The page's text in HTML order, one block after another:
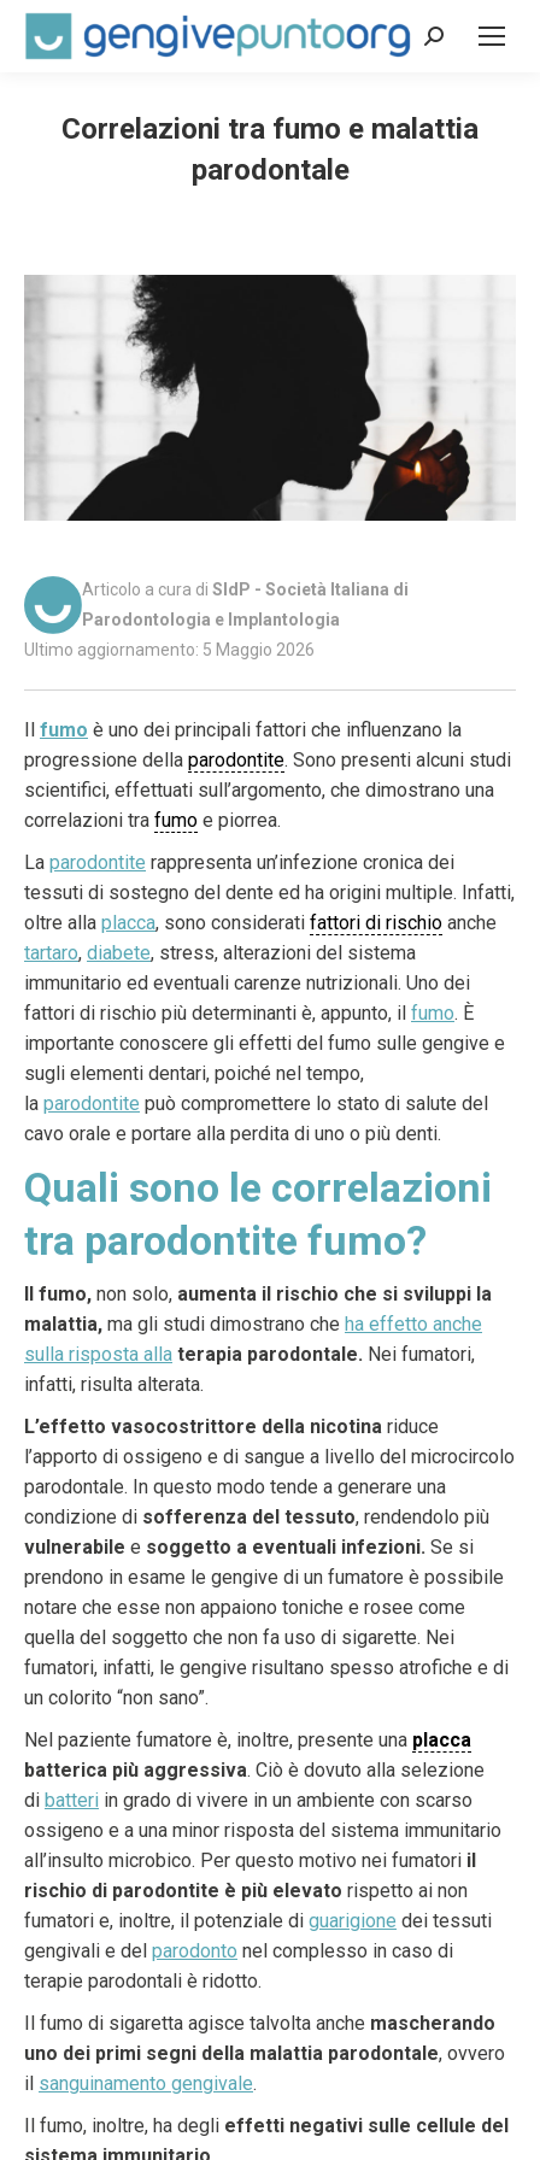
Cerca:
Correlazioni tra fumo e malattia
parodontale
Articolo a cura di SIdP - Società Italiana di
Parodontologia e Implantologia
Ultimo aggiornamento: 5 Maggio 2026
Il fumo è uno dei principali fattori che influenzano la
progressione della parodontite. Sono presenti alcuni studi
scientifici, effettuati sull’argomento, che dimostrano una
correlazioni tra fumo e piorrea.
La parodontite rappresenta un’infezione cronica dei
tessuti di sostegno del dente ed ha origini multiple. Infatti,
oltre alla placca, sono considerati fattori di rischio anche
tartaro, diabete, stress, alterazioni del sistema
immunitario ed eventuali carenze nutrizionali. Uno dei
fattori di rischio più determinanti è, appunto, il fumo. È
importante conoscere gli effetti del fumo sulle gengive e
sugli elementi dentari, poiché nel tempo,
la parodontite può compromettere lo stato di salute del
cavo orale e portare alla perdita di uno o più denti.
Quali sono le correlazioni
tra parodontite fumo?
Il fumo, non solo, aumenta il rischio che si sviluppi la
malattia, ma gli studi dimostrano che ha effetto anche
sulla risposta alla terapia parodontale. Nei fumatori,
infatti, risulta alterata.
L’effetto vasocostrittore della nicotina riduce
l’apporto di ossigeno e di sangue a livello del microcircolo
parodontale. In questo modo tende a generare una
condizione di sofferenza del tessuto, rendendolo più
vulnerabile e soggetto a eventuali infezioni. Se si
prendono in esame le gengive di un fumatore è possibile
notare che esse non appaiono toniche e rosee come
quella del soggetto che non fa uso di sigarette. Nei
fumatori, infatti, le gengive risultano spesso atrofiche e di
un colorito “non sano”.
Nel paziente fumatore è, inoltre, presente una placca
batterica più aggressiva. Ciò è dovuto alla selezione
di batteri in grado di vivere in un ambiente con scarso
ossigeno e a una minor risposta del sistema immunitario
all’insulto microbico. Per questo motivo nei fumatori il
rischio di parodontite è più elevato rispetto ai non
fumatori e, inoltre, il potenziale di guarigione dei tessuti
gengivali e del parodonto nel complesso in caso di
terapie parodontali è ridotto.
Il fumo di sigaretta agisce talvolta anche mascherando
uno dei primi segni della malattia parodontale, ovvero
il sanguinamento gengivale.
Il fumo, inoltre, ha degli effetti negativi sulle cellule del